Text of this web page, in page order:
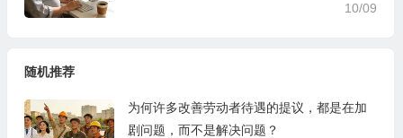
10/09
随机推荐
为何许多改善劳动者待遇的提议，都是在加
剧问题，而不是解决问题？